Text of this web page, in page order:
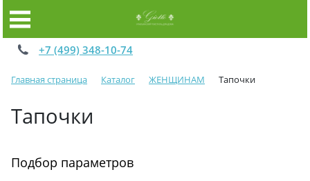
+7 (499) 348-10-74
Главная страница Каталог ЖЕНЩИНАМ Тапочки
Тапочки
Подбор параметров